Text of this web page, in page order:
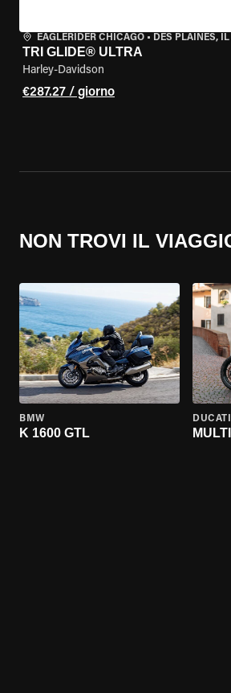
EAGLERIDER CHICAGO • DES PLAINES, IL
TRI GLIDE® ULTRA
Harley-Davidson
€287.27 / giorno
NON TROVI IL
BMW
K 1600 GTL
DUCATI